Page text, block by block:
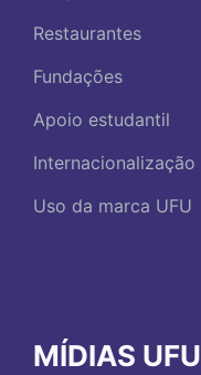
Restaurantes
Fundações
Apoio estudantil
Internacionalização
Uso da marca UFU
MÍDIAS UFU